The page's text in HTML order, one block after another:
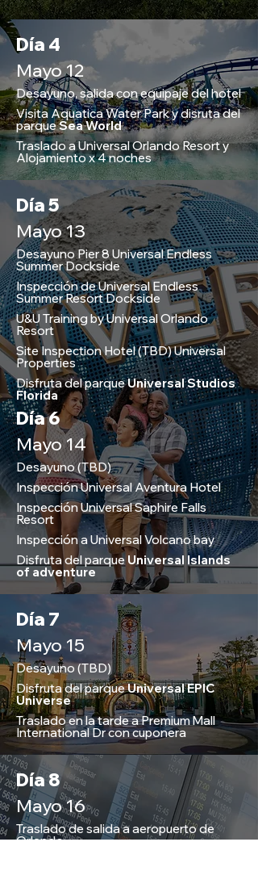
Día 4
Mayo 12
Desayuno, salida con equipaje del hotel
Visita Aquatica Water Park y disruta del
parqueSea World
Traslado a Universal Orlando Resort y
Alojamiento x 4 noches
Día 5
Mayo 13
Desayuno Pier 8 Universal Endless
Summer Dockside
Inspección de Universal Endless
Summer Resort Dockside
U&U Training by Universal Orlando
Resort
Site Inspection Hotel (TBD) Universal
Properties
Disfruta del parqueUniversal Studios
Florida
Día 6
Mayo 14
Desayuno (TBD)
Inspección Universal Aventura Hotel
Inspección Universal Saphire Falls
Resort
Inspección a Universal Volcano bay
Disfruta del parque Universal Islands
of adventure
Día 7
Mayo 15
Desayuno (TBD)
Disfruta del parqueUniversal EPIC
Universe
Traslado en la tarde a Premium Mall
International Dr con cuponera
Día 8
Mayo 16
Traslado de salida a aeropuerto de
Orlando